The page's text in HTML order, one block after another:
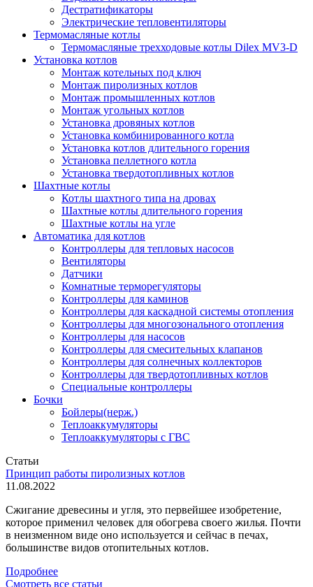
Дестратификаторы
Электрические тепловентиляторы
Термомасляные котлы
Термомасляные трехходовые котлы Dilex MV3-D
Установка котлов
Монтаж котельных под ключ
Монтаж пиролизных котлов
Монтаж промышленных котлов
Монтаж угольных котлов
Установка дровяных котлов
Установка комбинированного котла
Установка котлов длительного горения
Установка пеллетного котла
Установка твердотопливных котлов
Шахтные котлы
Котлы шахтного типа на дровах
Шахтные котлы длительного горения
Шахтные котлы на угле
Автоматика для котлов
Контроллеры для тепловых насосов
Вентиляторы
Датчики
Комнатные терморегуляторы
Контроллеры для каминов
Контроллеры для каскадной системы отопления
Контроллеры для многозонального отопления
Контроллеры для насосов
Контроллеры для смесительных клапанов
Контроллеры для солнечных коллекторов
Контроллеры для твердотопливных котлов
Специальные контроллеры
Бочки
Бойлеры(нерж.)
Теплоаккумуляторы
Теплоаккумуляторы с ГВС
Статьи
Принцип работы пиролизных котлов
11.08.2022
Сжигание древесины и угля, это первейшее изобретение,
которое применил человек для обогрева своего жилья. Почти
в неизменном виде оно используется и сейчас в печах,
большинстве видов отопительных котлов.
Подробнее
Смотреть все статьи